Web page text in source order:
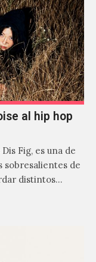
al hip hop
Fig, es una de
sobresalientes de
distintos